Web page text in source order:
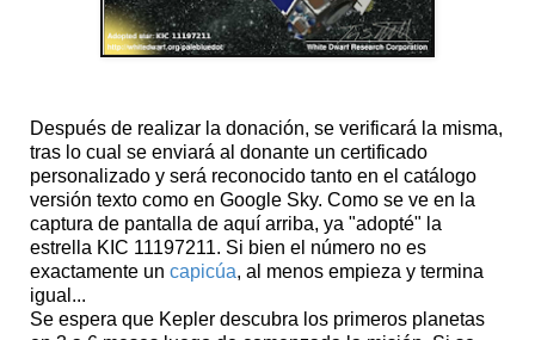
Después de realizar la donación, se verificará la misma,
tras lo cual se enviará al donante un certificado
personalizado y será reconocido tanto en el catálogo
versión texto como en Google Sky. Como se ve en la
captura de pantalla de aquí arriba, ya "adopté" la
estrella KIC 11197211. Si bien el número no es
exactamente un capicúa, al menos empieza y termina
igual...
Se espera que Kepler descubra los primeros planetas